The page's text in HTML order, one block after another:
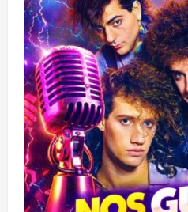
de
Escalona
que
deja
en
una
incómoda
posición
al
ministro
Montes